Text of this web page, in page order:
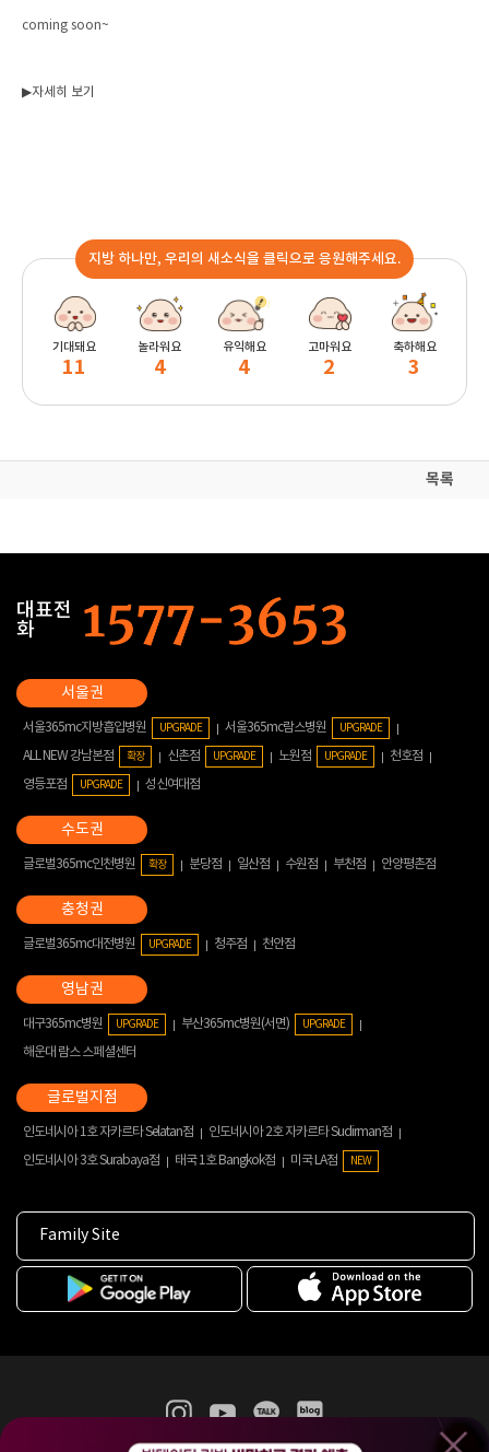
coming soon~
▶자세히 보기
지방 하나만, 우리의 새소식을 클릭으로 응원해주세요.
기대돼요
11
놀라워요
4
유익해요
4
고마워요
2
축하해요
3
목록
대표전
화
서울365mc지방흡입병원 UPGRADE 서울365mc람스병원 UPGRADE
ALL NEW 강남본점 확장 신촌점 UPGRADE 노원점 UPGRADE
천호점
영등포점
UPGRADE 성신여대점
글로벌365mc인천병원 확장 분당점 일산점 수원점 부천점 안양평촌점
글로벌365mc대전병원 UPGRADE 청주점 천안점
대구365mc병원 UPGRADE 부산365mc병원(서면) UPGRADE
해운대 람스 스페셜센터
인도네시아 1호 자카르타 Selatan점
인도네시아 2호 자카르타 Sudirman점
인도네시아 3호 Surabaya점
태국 1호 Bangkok점 미국 LA점 NEW
Family Site